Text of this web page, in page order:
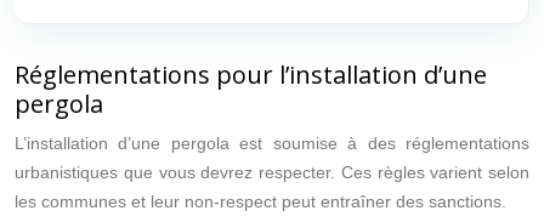
Réglementations pour l’installation d’une
pergola
L’installation d’une pergola est soumise à des réglementations
urbanistiques que vous devrez respecter. Ces règles varient selon
les communes et leur non-respect peut entraîner des sanctions.